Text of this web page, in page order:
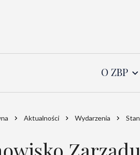
O ZBP
Aktualności Wydarzenia